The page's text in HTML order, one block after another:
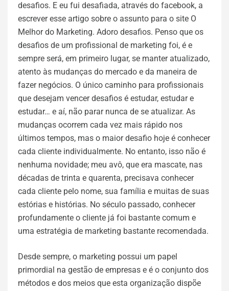
desafios. E eu fui desafiada, através do facebook, a
escrever esse artigo sobre o assunto para o site O
Melhor do Marketing. Adoro desafios. Penso que os
desafios de um profissional de marketing foi, é e
sempre será, em primeiro lugar, se manter atualizado,
atento às mudanças do mercado e da maneira de
fazer negócios. O único caminho para profissionais
que desejam vencer desafios é estudar, estudar e
estudar… e aí, não parar nunca de se atualizar. As
mudanças ocorrem cada vez mais rápido nos
últimos tempos, mas o maior desafio hoje é conhecer
cada cliente individualmente. No entanto, isso não é
nenhuma novidade; meu avô, que era mascate, nas
décadas de trinta e quarenta, precisava conhecer
cada cliente pelo nome, sua família e muitas de suas
estórias e histórias. No século passado, conhecer
profundamente o cliente já foi bastante comum e
uma estratégia de marketing bastante recomendada.
Desde sempre, o marketing possui um papel
primordial na gestão de empresas e é o conjunto dos
métodos e dos meios que esta organização dispõe